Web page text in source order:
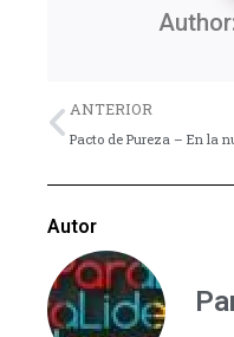
Previo
ANTERIOR
Autor